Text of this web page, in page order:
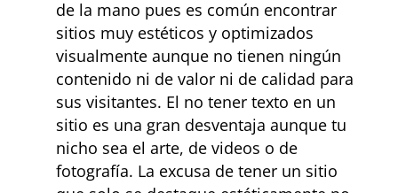
de la mano pues es común encontrar
sitios muy estéticos y optimizados
visualmente aunque no tienen ningún
contenido ni de valor ni de calidad para
sus visitantes. El no tener texto en un
sitio es una gran desventaja aunque tu
nicho sea el arte, de videos o de
fotografía. La excusa de tener un sitio